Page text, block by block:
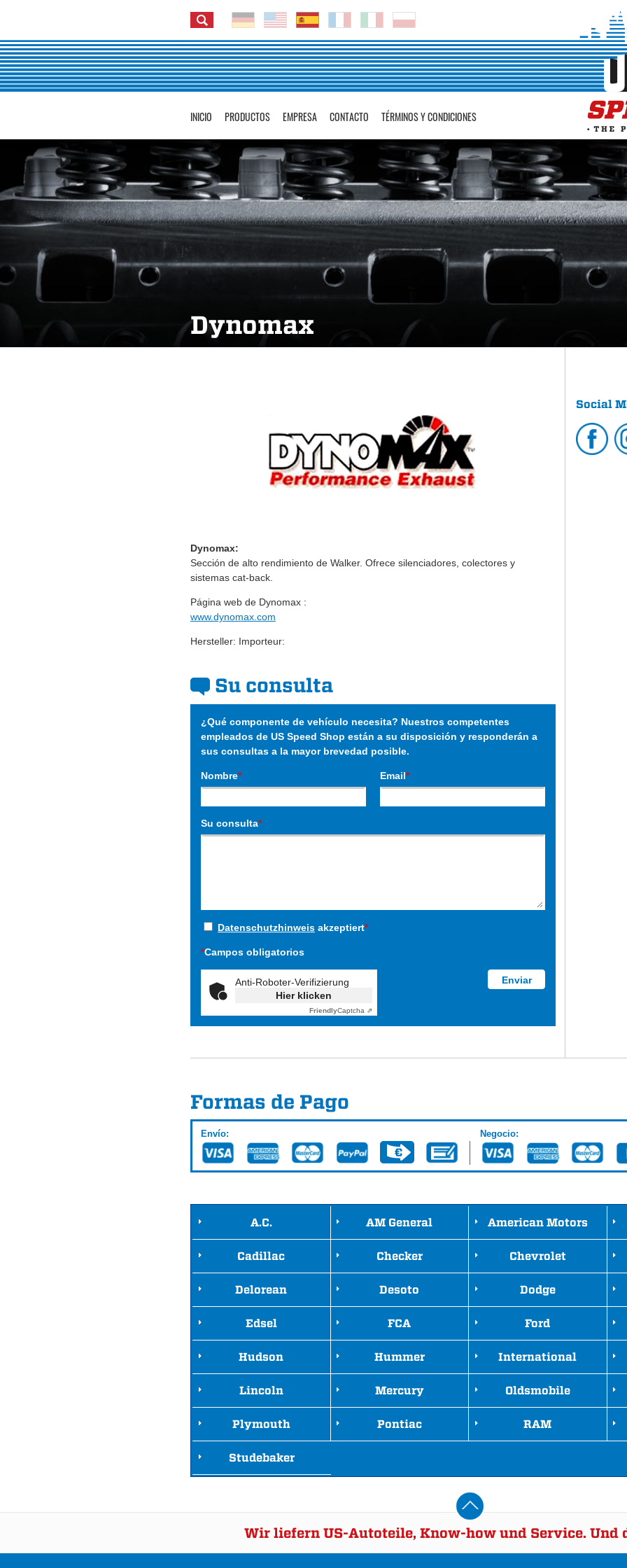
INICIO PRODUCTOS EMPRESA CONTACTO TÉRMINOS Y CONDICIONES
Dynomax
Dynomax:
Sección de alto rendimiento de Walker. Ofrece silenciadores, colectores y
sistemas cat-back.
Página web de Dynomax :
www.dynomax.com
Hersteller: Importeur:
Su consulta
¿Qué componente de vehículo necesita? Nuestros competentes
empleados de US Speed Shop están a su disposición y responderán a
sus consultas a la mayor brevedad posible.
Nombre* Email*
Su consulta*
Datenschutzhinweis akzeptiert*
*Campos obligatorios
Anti-Roboter-Verifizierung
Hier klicken
FriendlyCaptcha ⇗
Social
Formas de Pago
Envío: Negocio:
A.C. AM General American Motors
Cadillac Checker Chevrolet
Delorean Desoto Dodge
Edsel FCA Ford
Hudson Hummer International
Lincoln Mercury Oldsmobile
Plymouth Pontiac RAM
Studebaker
Wir liefern US-Autoteile, Know-how und Service. Und